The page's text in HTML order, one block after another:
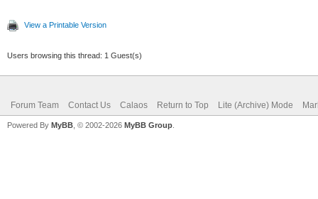
View a Printable Version
Users browsing this thread: 1 Guest(s)
Forum Team Contact Us Calaos Return to Top Lite (Archive) Mode
Powered By MyBB , © 2002-2026 MyBB Group